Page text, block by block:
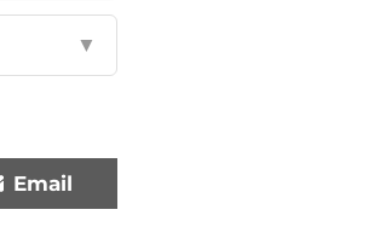
▼
Email